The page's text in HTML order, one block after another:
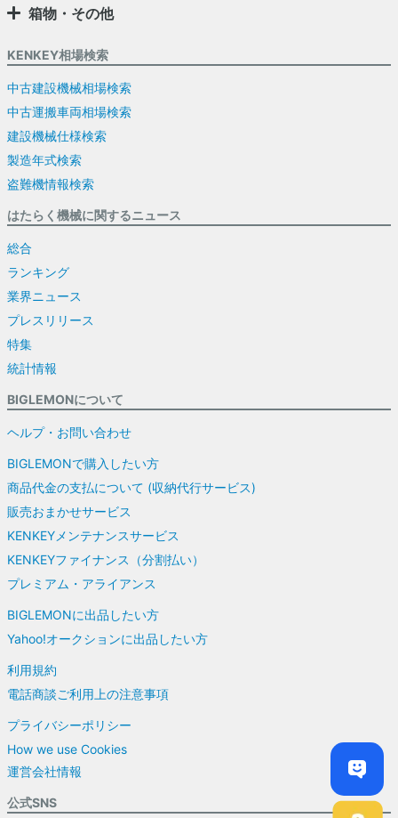
箱物・その他
KENKEY相場検索
中古建設機械相場検索
中古運搬車両相場検索
建設機械仕様検索
製造年式検索
盗難機情報検索
はたらく機械に関するニュース
総合
ランキング
業界ニュース
プレスリリース
特集
統計情報
BIGLEMONについて
ヘルプ・お問い合わせ
BIGLEMONで購入したい方
商品代金の支払について (収納代行サービス)
販売おまかせサービス
KENKEYメンテナンスサービス
KENKEYファイナンス（分割払い）
プレミアム・アライアンス
BIGLEMONに出品したい方
Yahoo!オークションに出品したい方
利用規約
電話商談ご利用上の注意事項
プライバシーポリシー
How we use Cookies
運営会社情報
公式SNS